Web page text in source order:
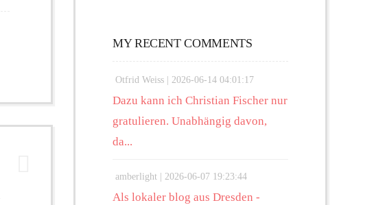
MY RECENT COMMENTS
Otfrid Weiss | 2026-06-14 04:01:17
Dazu kann ich Christian Fischer nur
gratulieren. Unabhängig davon,
da...
amberlight | 2026-06-07 19:23:44
Als lokaler blog aus Dresden -